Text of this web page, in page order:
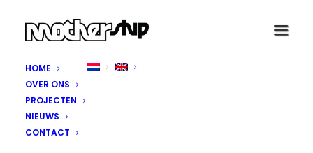
HOME
OVER ONS
PROJECTEN
NIEUWS
CONTACT